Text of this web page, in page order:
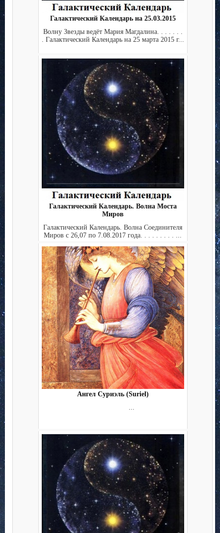
Галактический Календарь на 25.03.2015
Волну Звезды ведёт Мария Магдалина. . . . . . .
. Галактический Календарь на 25 марта 2015 г...
Галактический Календарь. Волна Моста
Миров
Галактический Календарь. Волна Соединителя
Миров с 26,07 по 7.08.2017 года. . . . . . . . . ...
Ангел Суриэль (Suriel)